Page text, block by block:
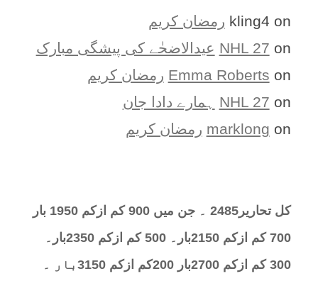
kling4 on
رمضان کریم
NHL 27 on
عیدالاضحٰے کی پیشگی مبارک
Emma Roberts on
رمضان کریم
NHL 27 on
ہمارے دادا جان
marklong on رمضان کریم
کل تحارير2485 ۔ جن میں 900 کم ازکم 1950 بار
700 کم ازکم 2150بار۔ 500 کم ازکم 2350بار۔
300 کم ازکم 2700بار 200کم ازکم 3150بار ۔